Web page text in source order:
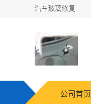
汽车玻璃修复
公司首页